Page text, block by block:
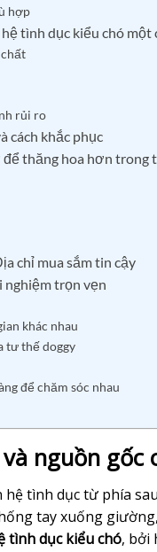
hợp
tình dục kiểu chó một
rủi ro
cách khắc phục
thăng hoa hơn trong
chỉ mua sắm tin cậy
nghiệm trọn vẹn
khác nhau
tư thế doggy
để chăm sóc nhau
nguồn
tình dục từ phía
tay xuống
tình dục kiểu chó, bởi